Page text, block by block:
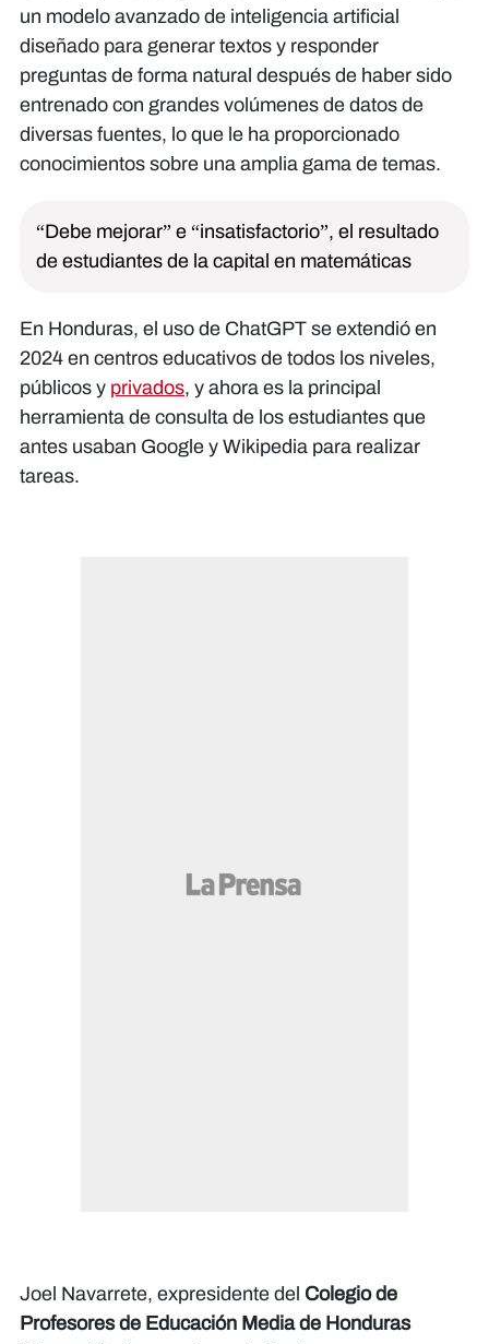
un modelo avanzado de inteligencia artificial
diseñado para generar textos y responder
preguntas de forma natural después de haber sido
entrenado con grandes volúmenes de datos de
diversas fuentes, lo que le ha proporcionado
conocimientos sobre una amplia gama de temas.
“Debe mejorar” e “insatisfactorio”, el resultado
de estudiantes de la capital en matemáticas
En Honduras, el uso de ChatGPT se extendió en
2024 en centros educativos de todos los niveles,
públicos y privados, y ahora es la principal
herramienta de consulta de los estudiantes que
antes usaban Google y Wikipedia para realizar
tareas.
Joel Navarrete, expresidente del Colegio de
Profesores de Educación Media de Honduras